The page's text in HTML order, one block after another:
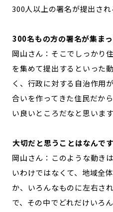
300人以上の署名が提出され
―――300名もの方の署名が集ま
岡山さん：そこでしっかり
を集めて提出するといった
く、行政に対する自治作用
合いを作ってきた住民だか
い良いところだなと思います
―――大切だと思うことはなんで
岡山さん：このような動き
いわけではなくて、地域全
か、いろんなものに左右さ
で、その中でどれだけいろ